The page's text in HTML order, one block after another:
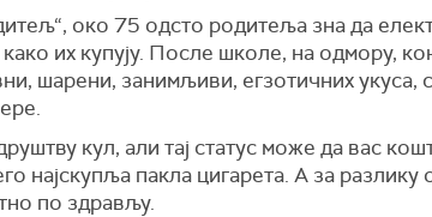
око 75 одсто родитеља зна да
их купују. После школе, на одмору,
шарени, занимљиви, егзотичних укуса,
кул, али тај статус може да вас
најскупља пакла цигарета. А за
по здрављу.